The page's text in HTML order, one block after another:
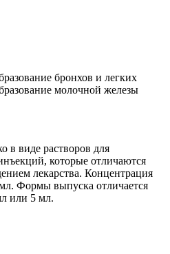
бронхов и легких
молочной железы
в виде растворов для
которые отличаются
лекарства. Концентрация
Формы выпуска отличается
или 5 мл.